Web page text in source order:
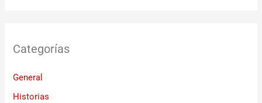
Categorías
General
Historias